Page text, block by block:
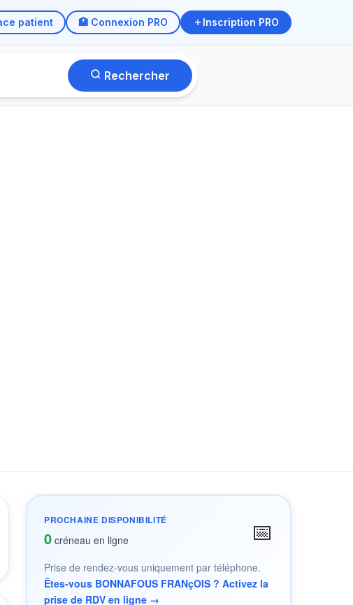
patient 🏥 Connexion PRO Inscription PRO
Rechercher
PROCHAINE DISPONIBILITÉ
0 créneau en ligne 📅
Prise de rendez-vous uniquement par téléphone.
Êtes-vous BONNAFOUS FRANçOIS ? Activez la
prise de RDV en ligne →